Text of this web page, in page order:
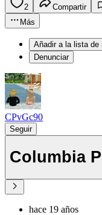
2 Compartir
Más
Añadir a la lista de
Denunciar
CPvGc90
Seguir
Columbia
hace 19 años